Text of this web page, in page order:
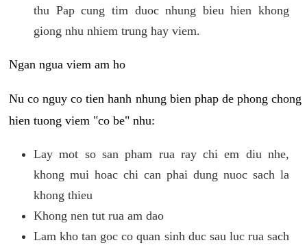
thu Pap cung tim duoc nhung bieu hien khong
giong nhu nhiem trung hay viem.
Ngan ngua viem am ho
Nu co nguy co tien hanh nhung bien phap de phong chong
hien tuong viem "co be" nhu:
Lay mot so san pham rua ray chi em diu nhe,
khong mui hoac chi can phai dung nuoc sach la
khong thieu
Khong nen tut rua am dao
Lam kho tan goc co quan sinh duc sau luc rua sach